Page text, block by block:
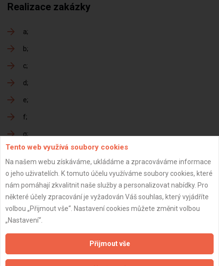
Realizace zakázky
a
b
c
d
e
f
g
h
Předání dokončené zakázky
a
b
c
Tento web využívá soubory cookies
Na našem webu získáváme, ukládáme a zpracováváme informace
o jeho uživatelích. K tomuto účelu využíváme soubory cookies, které
nám pomáhají zkvalitnit naše služby a personalizovat nabídky. Pro
některé účely zpracování je vyžadován Váš souhlas, který vyjádříte
volbou „Přijmout vše“. Nastavení cookies můžete změnit volbou
„Nastavení“.
Přijmout vše